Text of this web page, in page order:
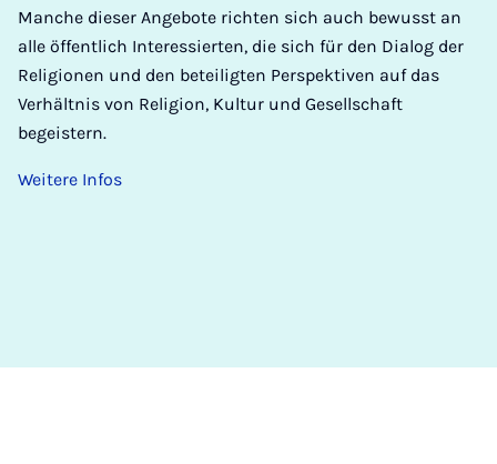
Manche dieser Angebote richten sich auch bewusst an
alle öffentlich Interessierten, die sich für den Dialog der
Religionen und den beteiligten Perspektiven auf das
Verhältnis von Religion, Kultur und Gesellschaft
begeistern.
Weitere Infos